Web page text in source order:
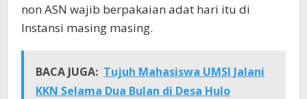
non ASN wajib berpakaian adat hari itu di
Instansi masing masing.
BACA JUGA: Tujuh Mahasiswa UMSI Jalani
KKN Selama Dua Bulan di Desa Hulo